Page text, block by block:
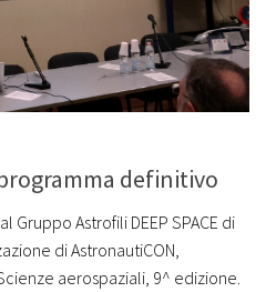
definitivo
Gruppo Astrofili DEEP SPACE di
di AstronautiCON,
aerospaziali, 9^ edizione.